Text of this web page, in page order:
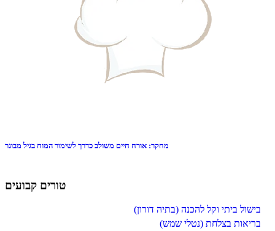
מחקר: אורח חיים משולב כדרך לשימור המוח בגיל מבוגר
טורים קבועים
בישול ביתי וקל להכנה (בתיה דורון)
בריאות בצלחת (נטלי שמש)